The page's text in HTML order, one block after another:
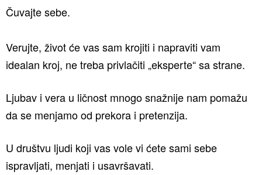
Čuvajte sebe.
Verujte, život će vas sam krojiti i napraviti vam
idealan kroj, ne treba privlačiti „eksperte“ sa strane.
Ljubav i vera u ličnost mnogo snažnije nam pomažu
da se menjamo od prekora i pretenzija.
U društvu ljudi koji vas vole vi ćete sami sebe
ispravljati, menjati i usavršavati.